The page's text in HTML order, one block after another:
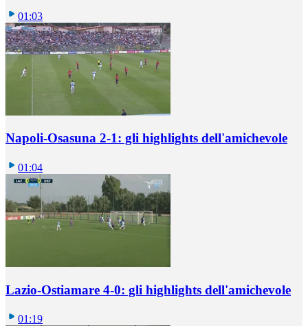
01:03
Napoli-Osasuna 2-1: gli highlights dell'amichevole
01:04
Lazio-Ostiamare 4-0: gli highlights dell'amichevole
01:19